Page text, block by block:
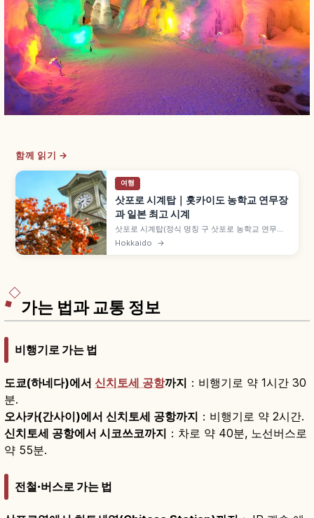
함께 읽기 →
여행
삿포로 시계탑｜홋카이도 농학교 연무장
과 일본 최고 시계
삿포로 시계탑(정식 명칭 구 삿포로 농학교 연무장)
은 홋카이도 삿포로의 역사 건축물로, 1878년(메이
Hokkaido →
가는 법과 교통 정보
비행기로 가는 법
도쿄(하네다)에서 신치토세 공항까지 ：비행기로 약 1시간 30
분.
오사카(간사이)에서 신치토세 공항까지 ：비행기로 약 2시간.
신치토세 공항에서 시코쓰코까지 ：차로 약 40분, 노선버스로
약 55분.
전철·버스로 가는 법